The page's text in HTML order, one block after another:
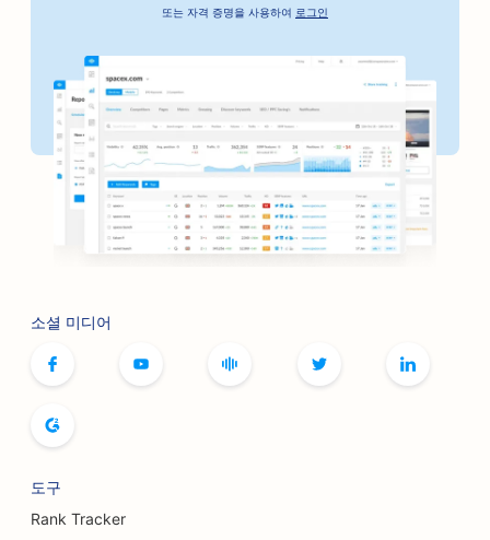
또는 자격 증명을 사용하여 로그인
소셜 미디어
도구
Rank Tracker